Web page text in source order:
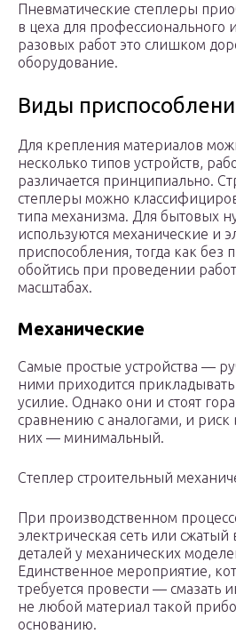
Пневматические степлеры
в цеха для профессионального
разовых работ это слишком
оборудование.
Виды
Для крепления материалов
несколько типов устройств,
различается принципиально.
степлеры можно
типа механизма. Для бытовых
используются механические и
приспособления, тогда как без
обойтись при проведении
масштабах.
Механические
Самые простые устройства —
ними приходится
усилие. Однако они и стоят
сравнению с аналогами, и риск
них — минимальный.
Степлер строительный
При производственном
электрическая сеть или сжатый
деталей у механических
Единственное мероприятие,
требуется провести — смазать
не любой материал такой
основанию.